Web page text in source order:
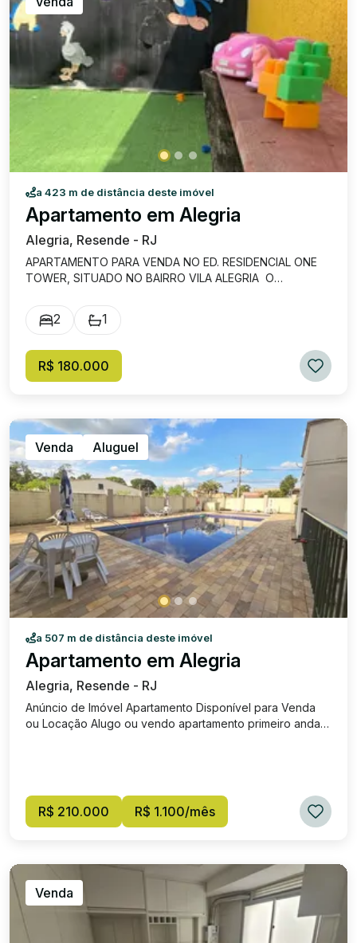
a 423 m de distância deste imóvel
Apartamento em Alegria
Alegria, Resende - RJ
APARTAMENTO PARA VENDA NO ED. RESIDENCIAL ONE
TOWER, SITUADO NO BAIRRO VILA ALEGRIA O
COZINHA, 1 SALA, ÁREA DE SERVIÇO E 1 VAGA DE
GARAGEM ABERTA N 78 CONDOMÍNIO COMPLETO:
ÁREA INFANTIL. VALOR DA VENDA - R$ 180 MIL VALOR DO
CONDOMÍNIO: R$ 230 (APROXIMADAMENTE)
2 1
R$ 180.000
Venda Aluguel
a 507 m de distância deste imóvel
Apartamento em Alegria
Alegria, Resende - RJ
Anúncio de Imóvel Apartamento Disponível para Venda
ou Locação Alugo ou vendo apartamento primeiro andar
Vaga de garagem. Agende a sua visita!
R$ 210.000 R$ 1.100/mês
Venda